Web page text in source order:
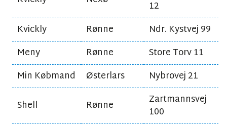
12
Kvickly
Rønne
Ndr. Kystvej 99
Meny
Rønne
Store Torv 11
Min Købmand
Østerlars
Nybrovej 21
Shell
Rønne
Zartmannsvej
100